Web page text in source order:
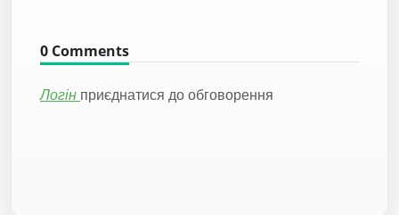
0 Comments
Логін приєднатися до обговорення